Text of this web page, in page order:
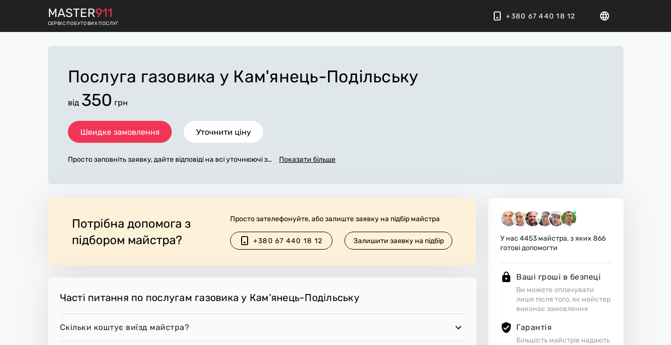
MASTER911
СЕРВІС ПОБУТОВИХ ПОСЛУГ
+380 67 440 18 12
Послуга газовика у Кам'янець-Подільську
від 350 грн
Швидке замовлення Уточнити ціну
Просто заповніть заявку, дайте відповіді на всі уточнюючі за
у, яка в основному не зміниться після завершення всіх робі
ріали. Виконавці стежать за чистотою та прибирають робоч
е місце.
Показати більше
У нас4453 майстра, з яких866
готові допомогти
Ваші гроші в безпеці
Ви можете оплачувати
лише після того, як майстер
виконає замовлення
Гарантія
Більшість майстрів надають
Потрібна допомога з
підбором майстра?
Просто зателефонуйте, або залиште заявку на підбір майстра
+380 67 440 18 12 Залишити заявку на підбір
Часті питання по послугам газовика у Кам'янець-Подільську
Скільки коштує виїзд майстра?